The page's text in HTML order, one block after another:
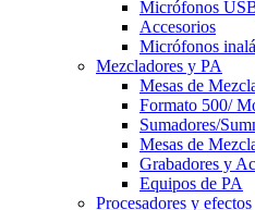
Micrófonos
Accesorios
Micrófonos
Mezcladores y PA
Mesas de
Formato 500/
Sumadores/
Mesas de
Grabadores y
Equipos de PA
Procesadores y efectos